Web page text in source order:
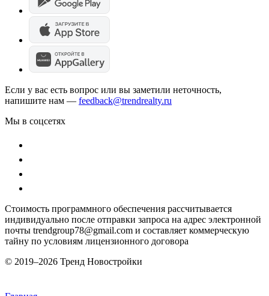
Если у вас есть вопрос или вы заметили неточность,
напишите нам — feedback@trendrealty.ru
Мы в соцсетях
Стоимость программного обеспечения рассчитывается
индивидуально после отправки запроса на адрес электронной
почты trendgroup78@gmail.com и составляет коммерческую
тайну по условиям лицензионного договора
© 2019–2026 Тренд Новостройки